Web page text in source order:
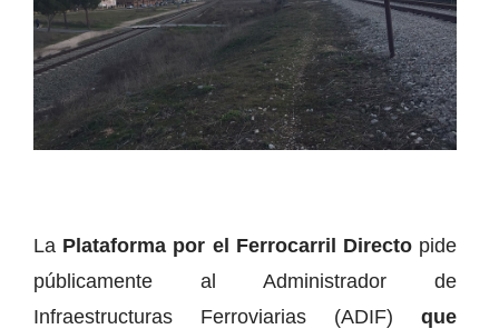
La Plataforma por el Ferrocarril Directopide
públicamente al Administrador de
Infraestructuras Ferroviarias (ADIF) que